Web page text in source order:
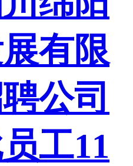
有限
公司
工11